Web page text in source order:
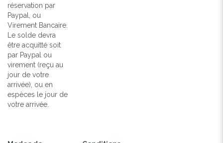
réservation par
Paypal, ou
Virement Bancaire.
Le solde devra
être acquitté soit
par Paypal ou
virement (reçu au
jour de votre
arrivée), ou en
espèces le jour de
votre arrivée.